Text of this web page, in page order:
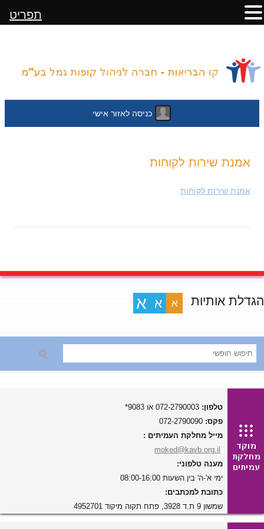
כניסה לאזור אישי
אמנת שירות לקוחות
אמנת שירות לקוחות
הגדלת אותיות א א א
טלפון:
פקס:
מייל מחלקת העמיתים :
moked@kavb.org.il
מענה טלפוני:
ימי א'-ה' בין השעות 08:00-16:00
כתובת למכתבים:
שמשון 9 ת.ד 3928, פתח תקוה מיקוד 4952701
תפריט